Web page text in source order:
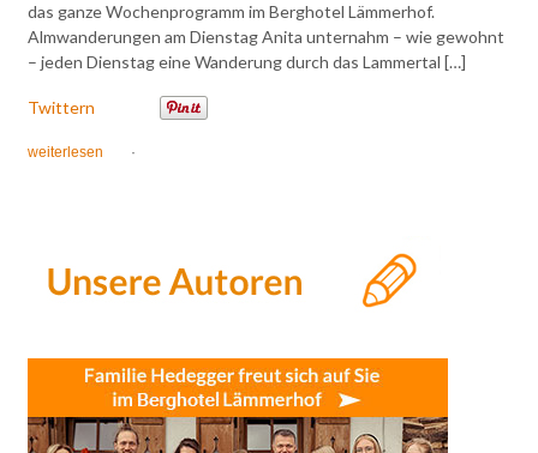
das ganze Wochenprogramm im Berghotel Lämmerhof.
Almwanderungen am Dienstag Anita unternahm – wie gewohnt
– jeden Dienstag eine Wanderung durch das Lammertal […]
Twittern
weiterlesen ·